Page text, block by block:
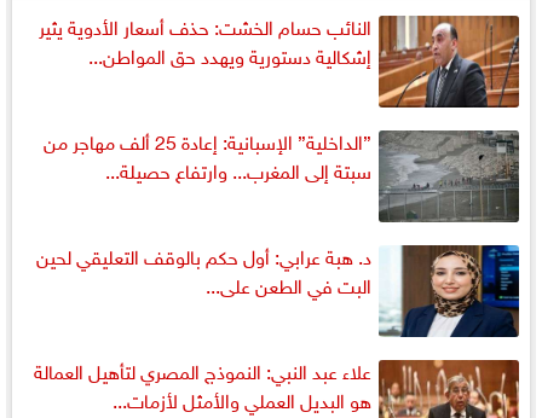
النائب حسام الخشت: حذف أسعار الأدوية يثير
إشكالية دستورية ويهدد حق المواطن...
”الداخلية” الإسبانية: إعادة 25 ألف مهاجر من
سبتة إلى المغرب... وارتفاع حصيلة...
د. هبة عرابي: أول حكم بالوقف التعليقي لحين
البت في الطعن على...
علاء عبد النبي: النموذج المصري لتأهيل العمالة
هو البديل العملي والأمثل لأزمات...